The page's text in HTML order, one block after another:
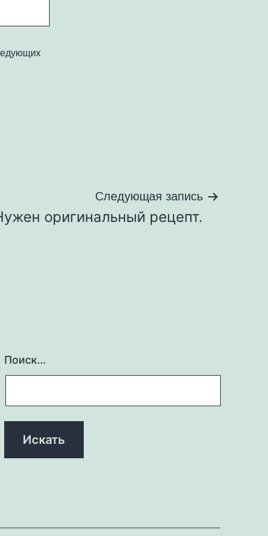
Следующая запись
оригинальный рецепт.
Поиск…